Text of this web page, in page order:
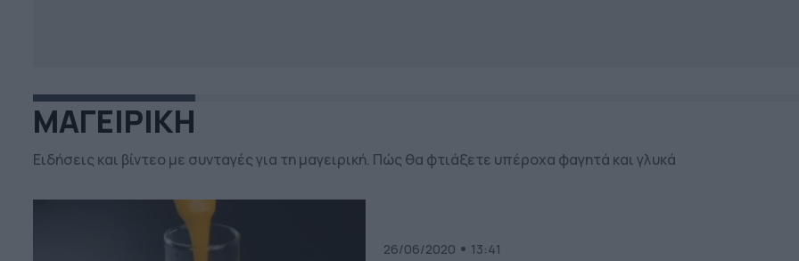
ΜΑΓΕΙΡΙΚΗ
Ειδήσεις και βίντεο με συνταγές για τη μαγειρική. Πώς θα φτιάξετε υπέροχα φαγητά και γλυκά
26/06/2020 13:41